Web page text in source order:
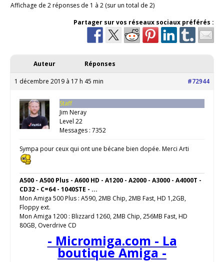
Affichage de 2 réponses de 1 à 2 (sur un total de 2)
Partager sur vos réseaux sociaux préférés :
Auteur Réponses
1 décembre 2019 à 17 h 45 min #72944
Staff
Jim Neray
Level 22
Messages : 7352
Sympa pour ceux qui ont une bécane bien dopée. Merci Arti
A500 - A500 Plus - A600 HD - A1200 - A2000 - A3000 - A4000T -
CD32 - C=64 - 1040STE - ...
Mon Amiga 500 Plus : A590, 2MB Chip, 2MB Fast, HD 1,2GB,
Floppy ext.
Mon Amiga 1200 : Blizzard 1260, 2MB Chip, 256MB Fast, HD
80GB, Overdrive CD
- Micromiga.com - La
boutique Amiga -